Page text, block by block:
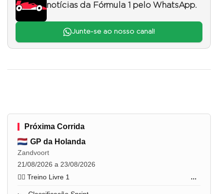
notícias da Fórmula 1 pelo WhatsApp.
Junte-se ao nosso canal!
Próxima Corrida
GP da Holanda
Zandvoort
21/08/2026 a 23/08/2026
🏋️‍♂️ Treino Livre 1
...